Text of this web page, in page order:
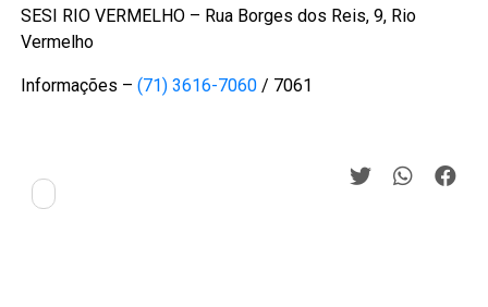
SESI RIO VERMELHO – Rua Borges dos Reis, 9, Rio
Vermelho
Informações –(71) 3616-7060 / 7061